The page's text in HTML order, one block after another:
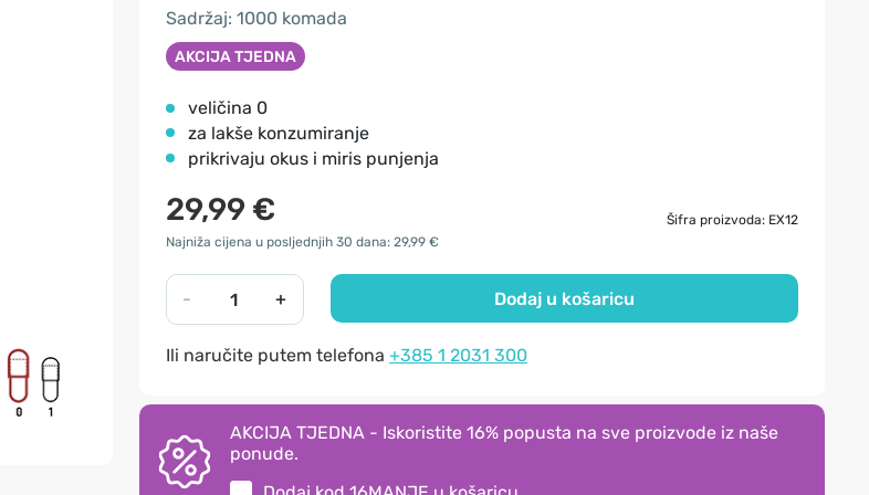
Sadržaj: 1000 komada
AKCIJA TJEDNA
veličina 0
za lakše konzumiranje
prikrivaju okus i miris punjenja
29,99 €
Šifra proizvoda: EX12
Najniža cijena u posljednjih 30 dana: 29,99 €
- + Dodaj u košaricu
Ili naručite putem telefona +385 1 2031 300
AKCIJA TJEDNA - Iskoristite 16% popusta na sve proizvode iz naše
ponude.